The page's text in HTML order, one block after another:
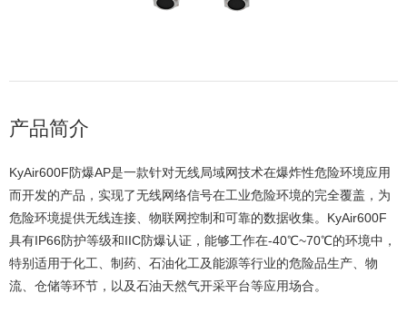
产品简介
KyAir600F防爆AP是一款针对无线局域网技术在爆炸性危险环境应用
而开发的产品，实现了无线网络信号在工业危险环境的完全覆盖，为
危险环境提供无线连接、物联网控制和可靠的数据收集。KyAir600F
具有IP66防护等级和IIC防爆认证，能够工作在-40℃~70℃的环境中，
特别适用于化工、制药、石油化工及能源等行业的危险品生产、物
流、仓储等环节，以及石油天然气开采平台等应用场合。